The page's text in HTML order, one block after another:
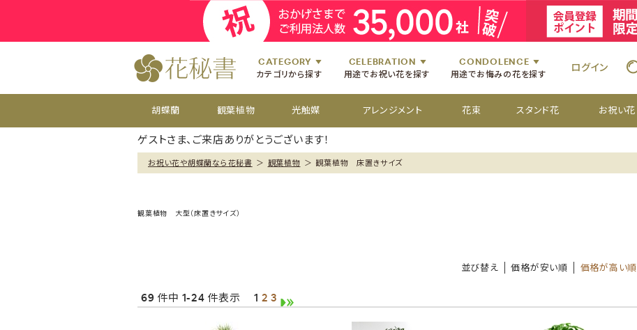
CATEGORY
カテゴリから探す
お祝い花
お供え花
おすすめ
CELEBRATION
用途でお祝い花を探す
開店祝いのお花
開設祝いのお花
楽屋見舞いのお花
個展・展覧会のお花
CONDOLENCE
用途でお悔みの花を探す
四十九日のお供え花
百か日のお供え花
お彼岸のお供え花
供花[通夜・葬儀・告別式]
ログイン
胡蝶蘭 観葉植物 光触媒 アレンジメント 花束 スタンド花 お祝い花
ゲストさま、ご来店ありがとうございます！
お祝い花や胡蝶蘭なら花秘書 ＞ 観葉植物 ＞ 観葉植物 床置きサイズ
観葉植物 大型（床置きサイズ）
並び替え 価格が安い順 価格が高い順
69 件中 1-24 件表示 1 2 3